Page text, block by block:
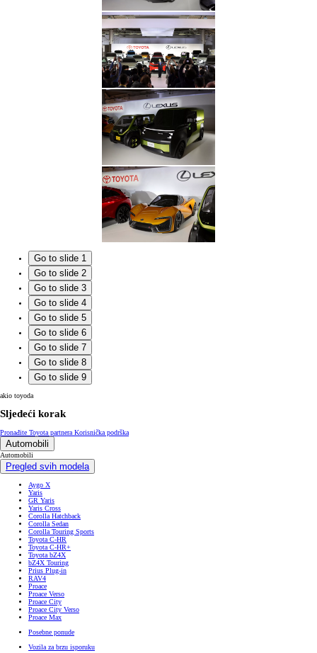
Go to slide 1
Go to slide 2
Go to slide 3
Go to slide 4
Go to slide 5
Go to slide 6
Go to slide 7
Go to slide 8
Go to slide 9
akio toyoda
Sljedeći korak
Pronađite Toyota partneraKorisnička podrška
Automobili
Automobili
Pregled svih modela
Aygo X
Yaris
GR Yaris
Yaris Cross
Corolla Hatchback
Corolla Sedan
Corolla Touring Sports
Toyota C-HR
Toyota C-HR+
Toyota bZ4X
bZ4X Touring
Prius Plug-in
RAV4
Proace
Proace Verso
Proace City
Proace City Verso
Proace Max
Posebne ponude
Vozila za brzu isporuku